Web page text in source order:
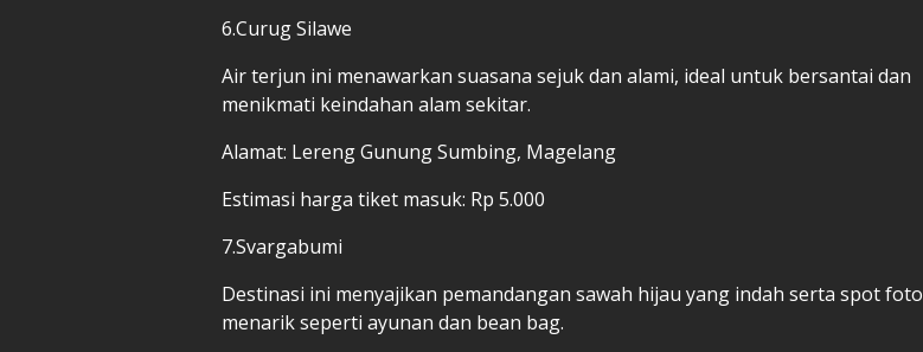
6.Curug Silawe
Air terjun ini menawarkan suasana sejuk dan alami, ideal untuk bersantai dan
menikmati keindahan alam sekitar.
Alamat: Lereng Gunung Sumbing, Magelang
Estimasi harga tiket masuk: Rp 5.000
7.Svargabumi
Destinasi ini menyajikan pemandangan sawah hijau yang indah serta spot foto
menarik seperti ayunan dan bean bag.